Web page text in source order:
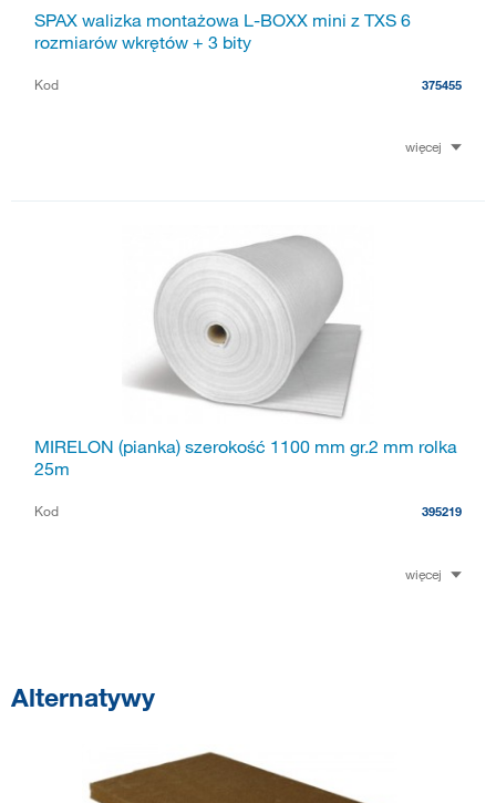
SPAX walizka montażowa L-BOXX mini z TXS 6
rozmiarów wkrętów + 3 bity
Kod 375455
więcej
MIRELON (pianka) szerokość 1100 mm gr.2 mm rolka
25m
Kod 395219
więcej
Alternatywy